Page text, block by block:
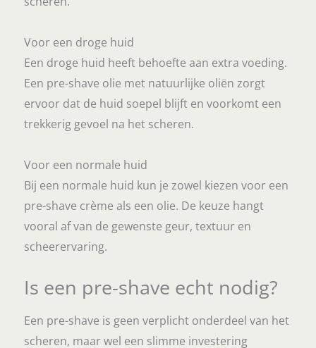
Voor een droge huid
Een droge huid heeft behoefte aan extra voeding.
Een pre-shave olie met natuurlijke oliën zorgt
ervoor dat de huid soepel blijft en voorkomt een
trekkerig gevoel na het scheren.
Voor een normale huid
Bij een normale huid kun je zowel kiezen voor een
pre-shave crème als een olie. De keuze hangt
vooral af van de gewenste geur, textuur en
scheerervaring.
Is een pre-shave echt nodig?
Een pre-shave is geen verplicht onderdeel van het
scheren, maar wel een slimme investering